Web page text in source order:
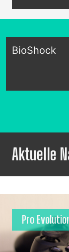
BioShock
Aktuelle
Pro